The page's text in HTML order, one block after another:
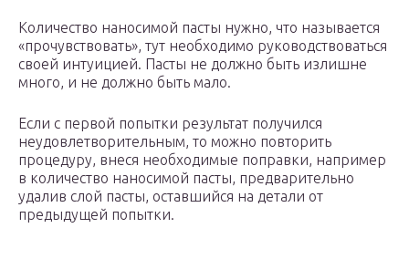
Количество наносимой пасты нужно, что называется
«прочувствовать», тут необходимо руководствоваться
своей интуицией. Пасты не должно быть излишне
много, и не должно быть мало.
Если с первой попытки результат получился
неудовлетворительным, то можно повторить
процедуру, внеся необходимые поправки, например
в количество наносимой пасты, предварительно
удалив слой пасты, оставшийся на детали от
предыдущей попытки.